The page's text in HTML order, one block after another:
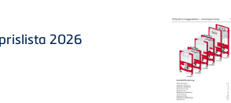
2026